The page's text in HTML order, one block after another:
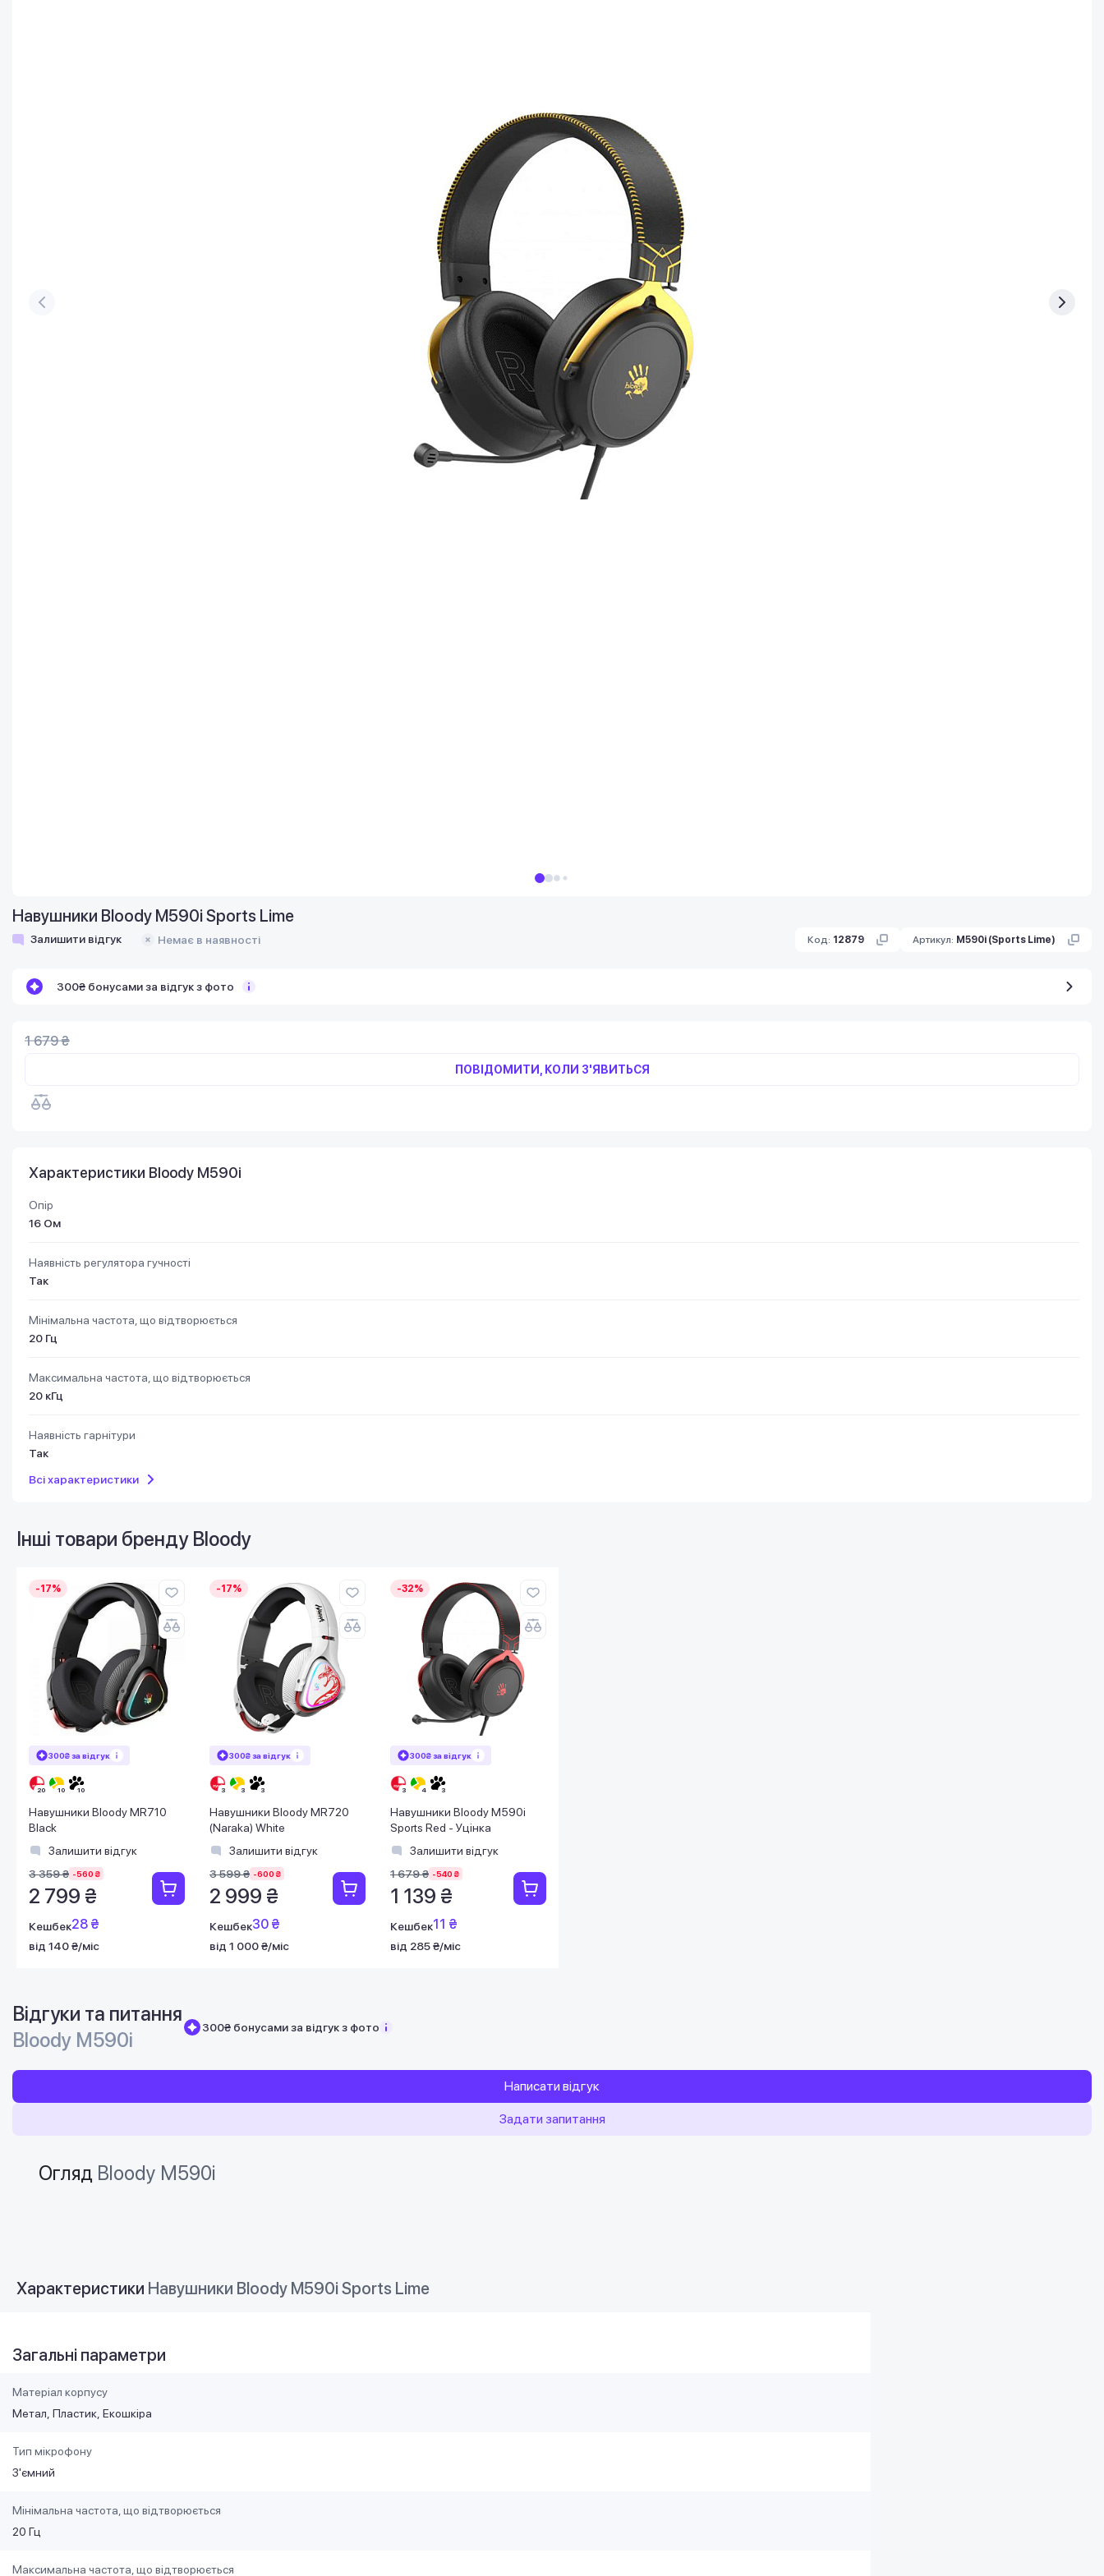
Навушники Bloody M590i Sports Lime
Залишити відгук Немає в наявності Код: 12879 Артикул: M590i (Sports Lime)
300₴ бонусами за відгук з фото
1 679 ₴
ПОВІДОМИТИ, КОЛИ З'ЯВИТЬСЯ
Характеристики Bloody M590i
Опір
16 Ом
Наявність регулятора гучності
Так
Мінімальна частота, що відтворюється
20 Гц
Максимальна частота, що відтворюється
20 кГц
Наявність гарнітури
Так
Всі характеристики
Інші товари бренду Bloody
-17%
300₴ за відгук
Навушники Bloody MR710
Black
Залишити відгук
3 359 ₴ -560 ₴
2 799 ₴
Кешбек28 ₴
від 140 ₴/міс
-17%
300₴ за відгук
Навушники Bloody MR720
(Naraka) White
Залишити відгук
3 599 ₴ -600 ₴
2 999 ₴
Кешбек30 ₴
від 1 000 ₴/міс
-32%
300₴ за відгук
Навушники Bloody M590i
Sports Red - Уцінка
Залишити відгук
1 679 ₴ -540 ₴
1 139 ₴
Кешбек11 ₴
від 285 ₴/міс
Відгуки та питання
Bloody M590i
300₴ бонусами за відгук з фото
Написати відгук
Задати запитання
Огляд Bloody M590i
Характеристики Навушники Bloody M590i Sports Lime
Загальні параметри
Матеріал корпусу
Метал Пластик Екошкіра
Тип мікрофону
З'ємний
Мінімальна частота, що відтворюється
20 Гц
Максимальна частота, що відтворюється